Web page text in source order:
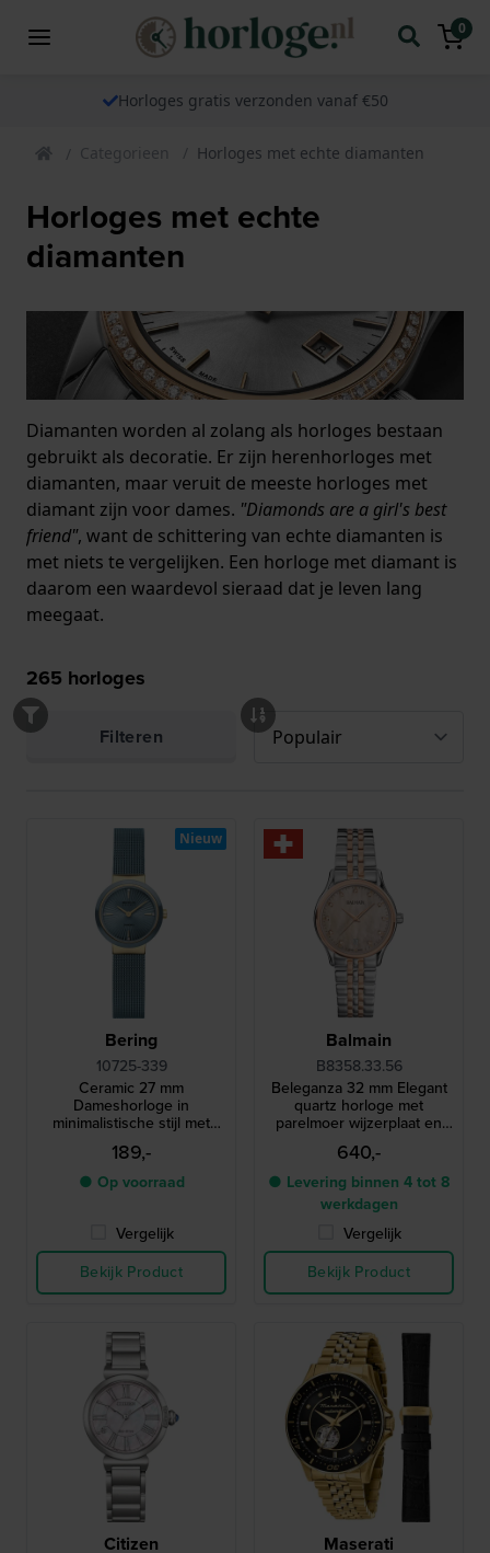
0
Horloges gratis verzonden vanaf €50
Categorieen Horloges met echte diamanten
Horloges met echte
diamanten
Diamanten worden al zolang als horloges bestaan
gebruikt als decoratie. Er zijn herenhorloges met
diamanten, maar veruit de meeste horloges met
diamant zijn voor dames. "Diamonds are a girl's best
friend", want de schittering van echte diamanten is
met niets te vergelijken. Een horloge met diamant is
daarom een waardevol sieraad dat je leven lang
meegaat.
265 horloges
Filteren
Bering
10725-339
Ceramic 27 mm
Dameshorloge in
minimalistische stijl met
diamanten en een
keramische lunette
189,-
● Op voorraad
Vergelijk
Bekijk Product
Nieuw
Balmain
B8358.33.56
Beleganza 32 mm Elegant
quartz horloge met
parelmoer wijzerplaat en
diamanten indexen
640,-
● Levering binnen 4 tot 8
werkdagen
Vergelijk
Bekijk Product
Citizen Maserati